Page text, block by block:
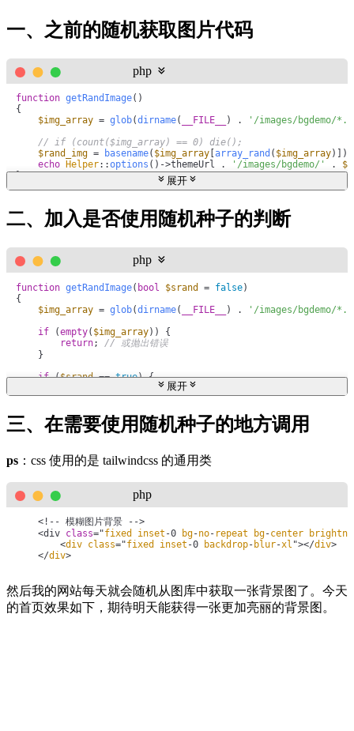
一、之前的随机获取图片代码
php
function getRandImage(
{
$img_array = glob(dirname( __FILE__ ) .
'/images/bgdemo/
// if (count($img_array) == 0) die();
$rand_img = basename( $img_array[ array_rand ( $img_array)]);
echo
Helper::options ()->themeUrl . '/images/bgdemo/' .
}
展开
二、加入是否使用随机种子的判断
php
function getRandImage( bool $srand = false
{
$img_array = glob(dirname( __FILE__ ) .
'/images/bgdemo/
if (empty( $img_array)) {
return; // 或抛出错误
    }
if ($srand == true) {
// 基于日期的随机种子
$seed = (int) date('Ymd');
$index = mt_rand(0, count($img_array) - 1);
mt_srand(); // 重置随机数生成器
// 使用 array_rand() 直接随机选择
$index = array_rand($img_array
$rand_img
basename
return
options
展开
三、在需要使用随机种子的地方调用
ps ：css 使用的是 tailwindcss 的通用类
php
    <!-- 模糊图片背景 -->
    <div
class="fixed inset -0 bg-no- repeat bg-center
        <
div class="fixed inset -0 backdrop- blur-xl "></div>
    </
div>
然后我的网站每天就会随机从图库中获取一张背景图了。今天
的首页效果如下，期待明天能获得一张更加亮丽的背景图。